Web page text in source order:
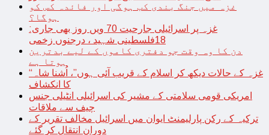
غزہ میں جنگ بندی کب ہوگی اور فائدہ کس کو
ہوگا؟
غزہ پر اسرائیلی جارحیت 70 ویں روز بھی جاری:
18فلسطینی شہید ، درجنوں زخمی
دن کا وہ وقت جو دفتری کاموں کے لیے بدترین
ہوتا ہے
“غزہ کے حالات دیکھ کر اسلام کے قریب آئی ہوں”، اُشنا شاہ
کا انکشاف
امریکی قومی سلامتی کے مشیر کی اسرائیلی انٹیلی جنس
چیف سے ملاقات
ترکیہ کے رکن پارلیمنٹ ایوان میں اسرائیل مخالف تقریر کے
دوران انتقال کر گئے